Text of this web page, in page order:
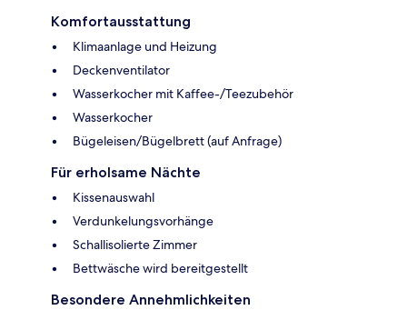
Komfortausstattung
Klimaanlage und Heizung
Deckenventilator
Wasserkocher mit Kaffee-/Teezubehör
Wasserkocher
Bügeleisen/Bügelbrett (auf Anfrage)
Für erholsame Nächte
Kissenauswahl
Verdunkelungsvorhänge
Schallisolierte Zimmer
Bettwäsche wird bereitgestellt
Besondere Annehmlichkeiten